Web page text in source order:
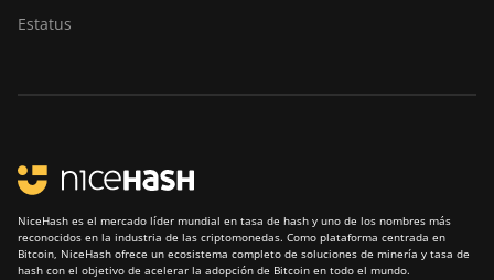
Estatus
NiceHash es el mercado líder mundial en tasa de hash y uno de los nombres más
reconocidos en la industria de las criptomonedas. Como plataforma centrada en
Bitcoin, NiceHash ofrece un ecosistema completo de soluciones de minería y tasa de
hash con el objetivo de acelerar la adopción de Bitcoin en todo el mundo.